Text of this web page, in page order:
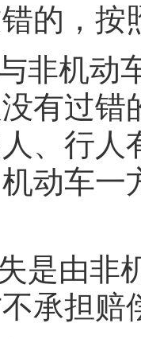
的，按
非机
有过错
、行
动车一
是由非
承担赔